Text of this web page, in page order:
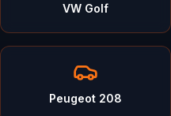
VW Golf
Peugeot 208